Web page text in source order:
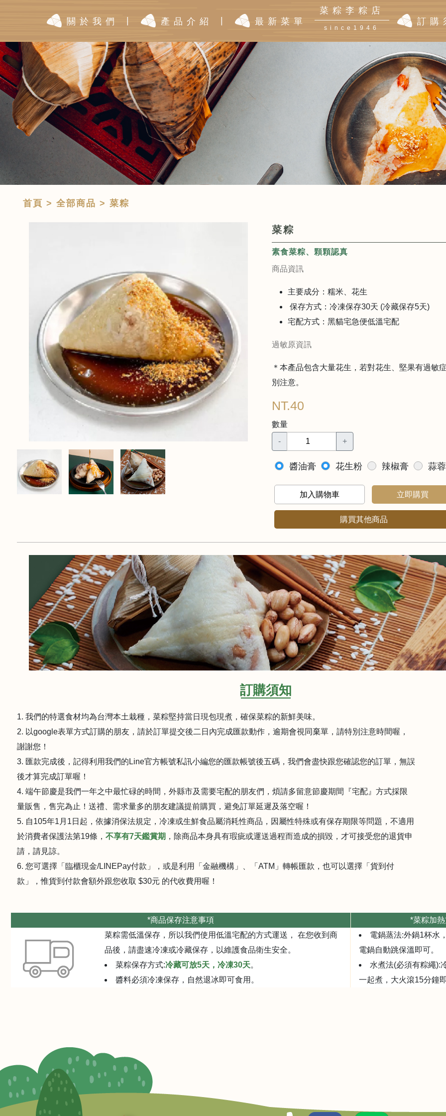
關於我們 產品介紹 最新菜單
菜粽李粽店
since1946
訂購
首頁 > 全部商品 > 菜粽
菜粽
素食菜粽、顆顆認真
商品資訊
主要成分：糯米、花生
保存方式：冷凍保存30天 (冷藏保存5天)
宅配方式：黑貓宅急便低溫宅配
過敏原資訊
＊本產品包含大量花生，若對花生、堅果有過敏
別注意。
NT.40
數量
-
+
醬油膏 花生粉 辣椒膏 蒜
加入購物車 立即購買
購買其他商品
訂購須知
1. 我們的特選食材均為台灣本土栽種，菜粽堅持當日現包現煮，確保菜粽的新鮮美味。
2. 以google表單方式訂購的朋友，請於訂單提交後二日內完成匯款動作，逾期會視同棄單，請特別注意時間喔，
謝謝您！
3. 匯款完成後，記得利用我們的Line官方帳號私訊小編您的匯款帳號後五碼，我們會盡快跟您確認您的訂單，無誤
後才算完成訂單喔！
4. 端午節慶是我們一年之中最忙碌的時間，外縣市及需要宅配的朋友們，煩請多留意節慶期間『宅配』方式採限
量販售，售完為止！送禮、需求量多的朋友建議提前購買，避免訂單延遲及落空喔！
5. 自105年1月1日起，依據消保法規定，冷凍或生鮮食品屬消耗性商品，因屬性特殊或有保存期限等問題，不適用
於消費者保護法第19條， 不享有7天鑑賞期 ，除商品本身具有瑕疵或運送過程而造成的損毀，才可接受您的退貨申
請，請見諒。
6. 您可選擇「臨櫃現金/LINEPay付款」，或是利用「金融機構」、「ATM」轉帳匯款，也可以選擇「貨到付
款」，惟貨到付款會額外跟您收取 $30元 的代收費用喔！
*商品保存注意事項
菜粽需低溫保存，所以我們使用低溫宅配的方式運送， 在您收到商
品後，請盡速冷凍或冷藏保存，以維護食品衛生安全。
菜粽保存方式:冷藏可放5天，冷凍30天。
醬料必須冷凍保存，自然退冰即可食用。
*菜粽加
電鍋蒸法:外鍋1杯水
電鍋自動跳保溫即可。
水煮法(必須有粽繩):
一起煮，大火滾15分鐘即